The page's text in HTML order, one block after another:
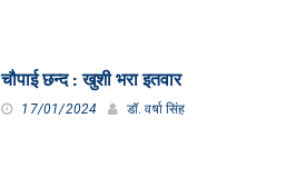
चौपाई छन्द : खुशी भरा इतवार
17/01/2024 डॉ. वर्षा सिंह